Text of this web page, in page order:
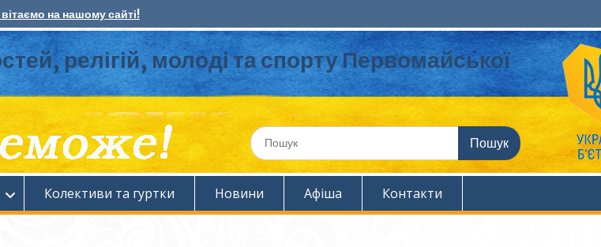
на нашому сайті!
релігій, молоді та спорту Первомайської
Шукати:
Колективи та гуртки Новини Афіша Контакти